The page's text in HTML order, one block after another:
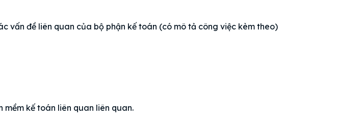
vấn đề liên quan của bộ phận kế toán (có mô tả công việc kèm theo)
mềm kế toán liên quan liên quan.